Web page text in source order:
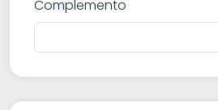
Complemento